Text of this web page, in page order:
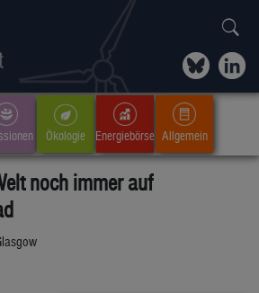
Ökologie Energiebörse Allgemein
noch immer auf